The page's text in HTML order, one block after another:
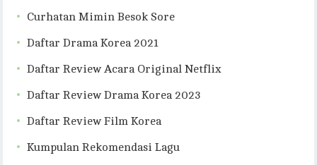
Curhatan Mimin Besok Sore
Daftar Drama Korea 2021
Daftar Review Acara Original Netflix
Daftar Review Drama Korea 2023
Daftar Review Film Korea
Kumpulan Rekomendasi Lagu